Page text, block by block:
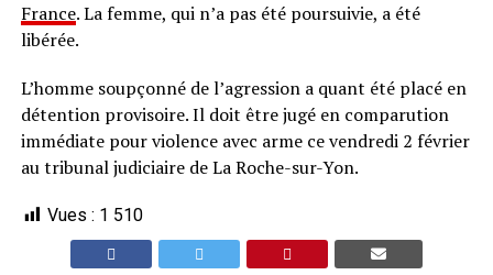
France. La femme, qui n’a pas été poursuivie, a été
libérée.
L’homme soupçonné de l’agression a quant été placé en
détention provisoire. Il doit être jugé en comparution
immédiate pour violence avec arme ce vendredi 2 février
au tribunal judiciaire de La Roche-sur-Yon.
Vues : 1 510